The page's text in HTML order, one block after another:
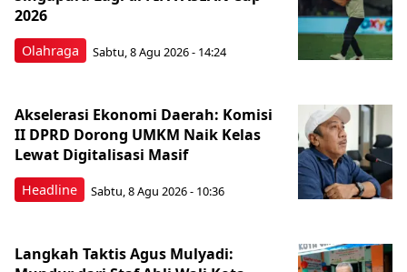
Olahraga
2026
Sabtu, 8 Agu 2026 - 14:24
Headline
Akselerasi Ekonomi Daerah: Komisi
II DPRD Dorong UMKM Naik Kelas
Lewat Digitalisasi Masif
Sabtu, 8 Agu 2026 - 10:36
Langkah Taktis Agus Mulyadi: